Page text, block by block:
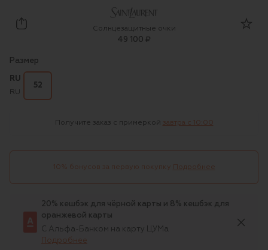
Saint Laurent
Солнцезащитные очки
49 100 ₽
Размер
RU
RU
52
Получите заказ с примеркой завтра c 10:00
10% бонусов за первую покупку Подробнее
20% кешбэк для чёрной карты и 8% кешбэк для
оранжевой карты
С Альфа-Банком на карту ЦУМа
Подробнее